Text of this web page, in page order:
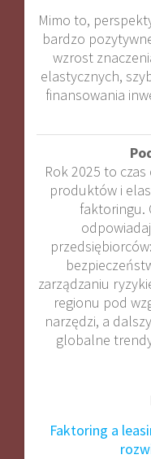
Mimo to,
bardzo
wzrost
elastycznych,
finansowania
Rok 2025 to
produktów i
faktoringu.
zarządzaniu
regionu pod
narzędzi, a
globalne
Faktoring a